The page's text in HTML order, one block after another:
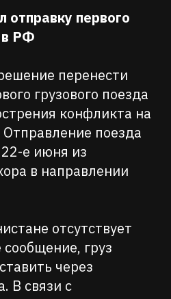
отправку первого
в РФ
перенести
грузового поезда
конфликта на
поезда
е июня из
в направлении
отсутствует
груз
через
В связи с